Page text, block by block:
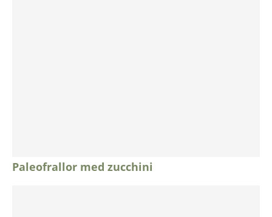
Paleofrallor med zucchini